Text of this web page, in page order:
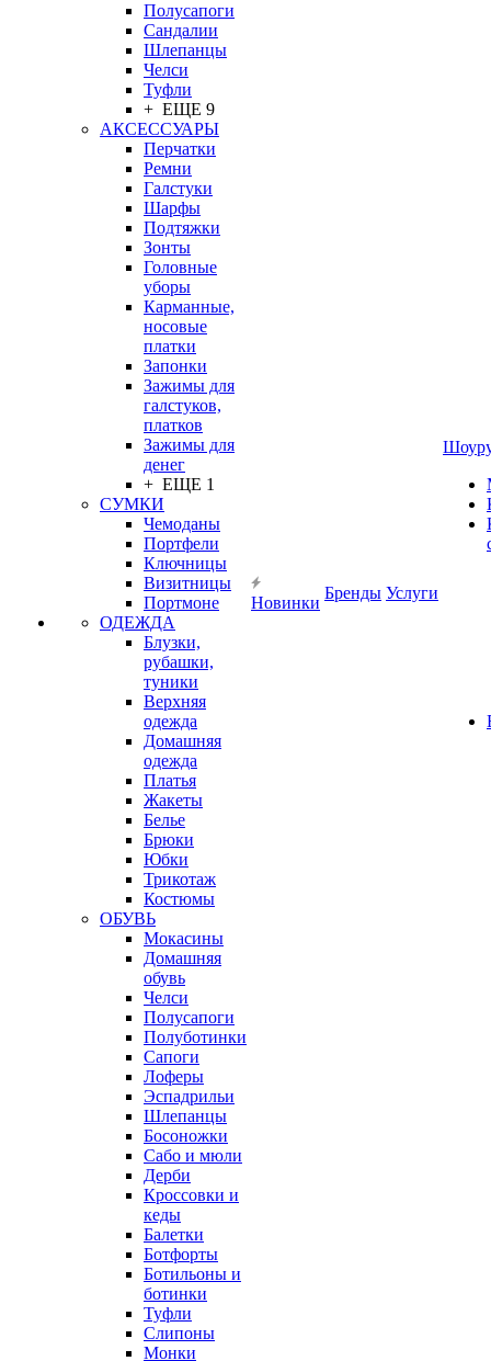
Полусапоги
Сандалии
Шлепанцы
Челси
Туфли
+ ЕЩЕ 9
АКСЕССУАРЫ
Перчатки
Ремни
Галстуки
Шарфы
Подтяжки
Зонты
Головные
уборы
Карманные,
носовые
платки
Запонки
Зажимы для
галстуков,
платков
Зажимы для
денег
+ ЕЩЕ 1
СУМКИ
Чемоданы
Портфели
Ключницы
Визитницы
Портмоне
ОДЕЖДА
Блузки,
рубашки,
туники
Верхняя
одежда
Домашняя
одежда
Платья
Жакеты
Белье
Брюки
Юбки
Трикотаж
Костюмы
ОБУВЬ
Мокасины
Домашняя
обувь
Челси
Полусапоги
Полуботинки
Сапоги
Лоферы
Эспадрильи
Шлепанцы
Босоножки
Сабо и мюли
Дерби
Кроссовки и
кеды
Балетки
Ботфорты
Ботильоны и
ботинки
Туфли
Слипоны
Монки
Новинки
Бренды Услуги